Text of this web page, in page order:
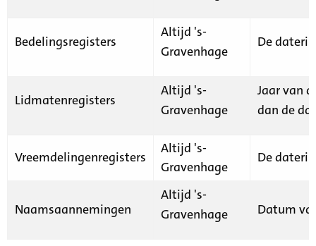
Bedelingsregisters
Altijd 's-
Gravenhage
De
Lidmatenregisters
Altijd 's-
Gravenhage
Jaar van
dan de
Vreemdelingenregisters
Altijd 's-
Gravenhage
De
Naamsaannemingen
Altijd 's-
Gravenhage
Datum